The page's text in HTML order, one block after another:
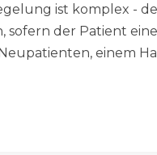
ist komplex -
sofern der Patient
einem